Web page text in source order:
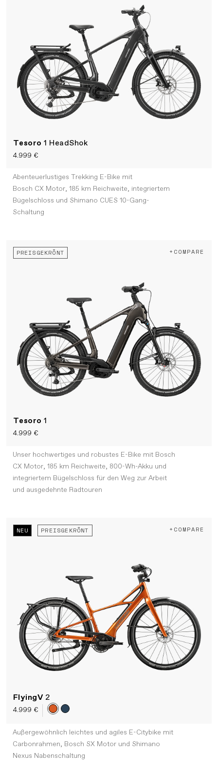
Tesoro1 HeadShok
4.999 €
Abenteuerlustiges Trekking E-Bike mit
Bosch CX Motor, 185 km Reichweite, integriertem
Bügelschloss und Shimano CUES 10-Gang-
Schaltung
PREISGEKRÖNT
Tesoro1
4.999 €
+COMPARE
Unser hochwertiges und robustes E-Bike mit Bosch
CX Motor, 185 km Reichweite, 800-Wh-Akku und
integriertem Bügelschloss für den Weg zur Arbeit
und ausgedehnte Radtouren
NEU PREISGEKRÖNT
FlyingV 2
4.999 €
+COMPARE
Außergewöhnlich leichtes und agiles E-Citybike mit
Carbonrahmen, Bosch SX Motor und Shimano
Nexus Nabenschaltung